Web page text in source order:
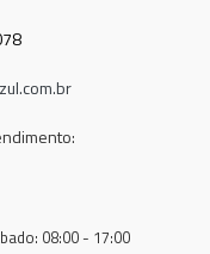
08:00 - 17:00